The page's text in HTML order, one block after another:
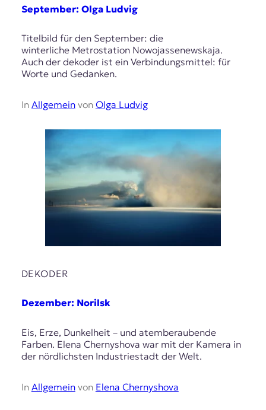
September: Olga Ludvig
Titelbild für den September: die
winterliche Metrostation Nowojassenewskaja.
Auch der dekoder ist ein Verbindungsmittel: für
Worte und Gedanken.
In Allgemeinvon Olga Ludvig
DEKODER
Dezember: Norilsk
Eis, Erze, Dunkelheit – und atemberaubende
Farben. Elena Chernyshova war mit der Kamera in
der nördlichsten Industriestadt der Welt.
In Allgemeinvon Elena Chernyshova